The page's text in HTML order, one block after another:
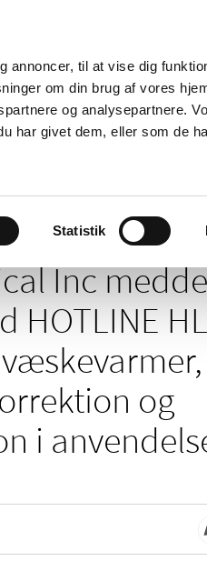
annoncer, til at vise dig
om din brug af vores
og analysepartnere.
har givet dem, eller som de
Statistik
Nyheder Om os
og
Apoteker og salg
Inc
HOTLINE
og
i